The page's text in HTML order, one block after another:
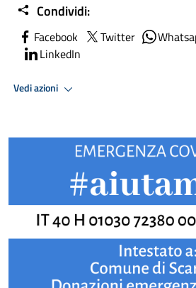
Condividi:
Facebook Twitter
LinkedIn
Vedi azioni